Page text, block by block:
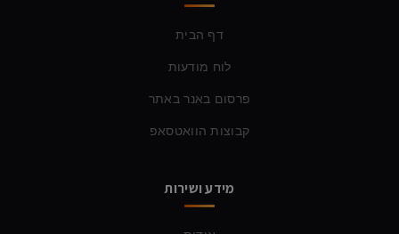
דף הבית
לוח מודעות
פרסום באנר באתר
קבוצות הוואטסאפ
מידע ושירות